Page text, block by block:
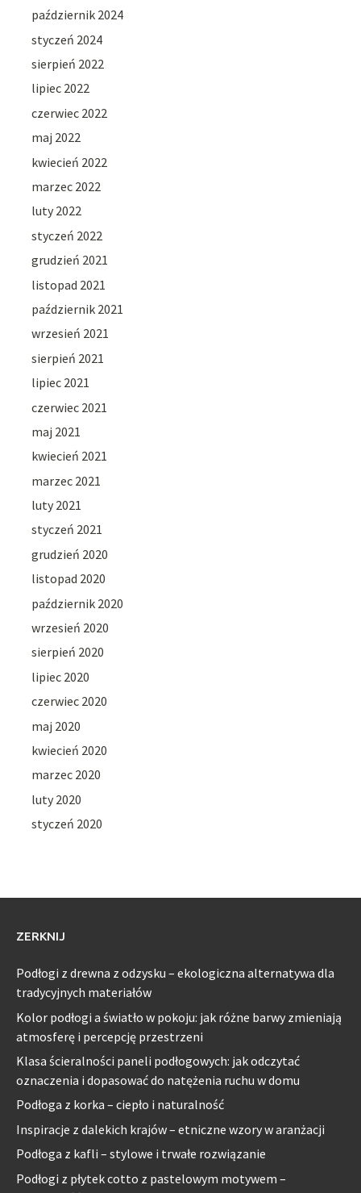
październik 2024
styczeń 2024
sierpień 2022
lipiec 2022
czerwiec 2022
maj 2022
kwiecień 2022
marzec 2022
luty 2022
styczeń 2022
grudzień 2021
listopad 2021
październik 2021
wrzesień 2021
sierpień 2021
lipiec 2021
czerwiec 2021
maj 2021
kwiecień 2021
marzec 2021
luty 2021
styczeń 2021
grudzień 2020
listopad 2020
październik 2020
wrzesień 2020
sierpień 2020
lipiec 2020
czerwiec 2020
maj 2020
kwiecień 2020
marzec 2020
luty 2020
styczeń 2020
ZERKNIJ
Podłogi z drewna z odzysku – ekologiczna alternatywa dla
tradycyjnych materiałów
Kolor podłogi a światło w pokoju: jak różne barwy zmieniają
atmosferę i percepcję przestrzeni
Klasa ścieralności paneli podłogowych: jak odczytać
oznaczenia i dopasować do natężenia ruchu w domu
Podłoga z korka – ciepło i naturalność
Inspiracje z dalekich krajów – etniczne wzory w aranżacji
Podłoga z kafli – stylowe i trwałe rozwiązanie
Podłogi z płytek cotto z pastelowym motywem –